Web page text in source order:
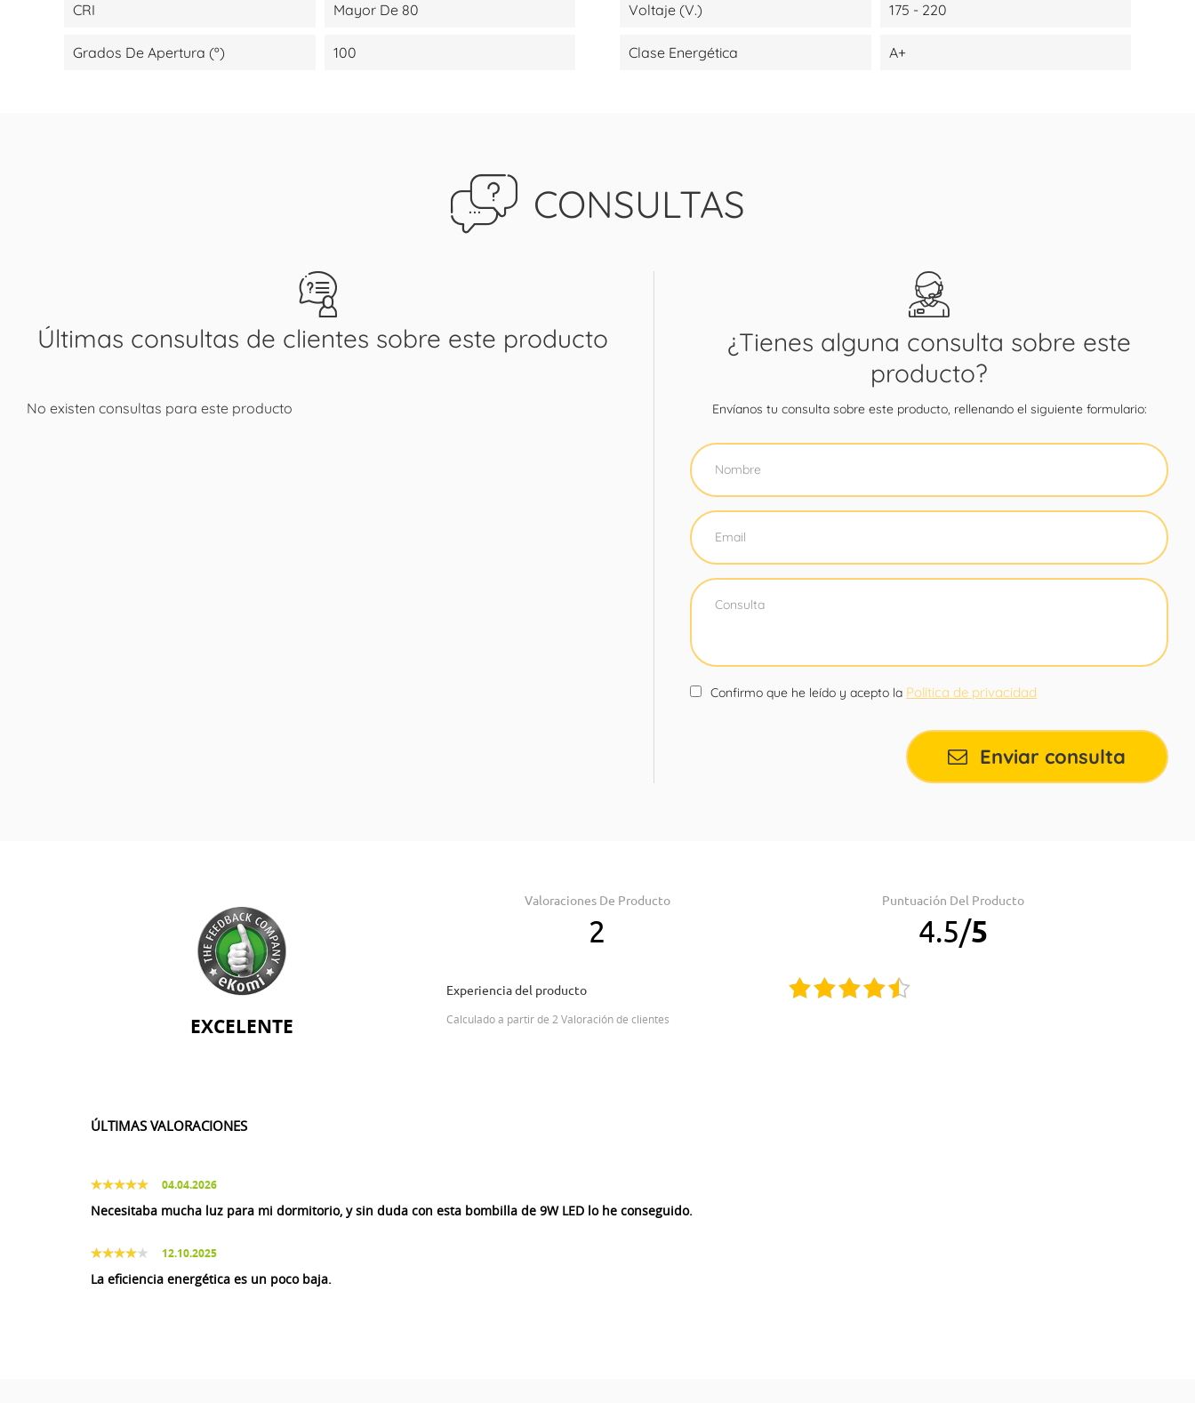
CRI Mayor De 80 Voltaje (V.) 175 - 220
Grados De Apertura (º) 100 Clase Energética A+
CONSULTAS
Últimas consultas de clientes sobre este producto
No existen consultas para este producto
¿Tienes alguna consulta sobre este
producto?
Envíanos tu consulta sobre este producto, rellenando el siguiente formulario:
Confirmo que he leído y acepto la Política de privacidad
Enviar consulta
EXCELENTE
Valoraciones De Producto
2
Puntuación Del Producto
4.5/5
Experiencia del producto
Calculado a partir de 2 Valoración de clientes
ÚLTIMAS VALORACIONES
04.04.2026
Necesitaba mucha luz para mi dormitorio, y sin duda con esta bombilla de 9W LED lo he conseguido.
12.10.2025
La eficiencia energética es un poco baja.